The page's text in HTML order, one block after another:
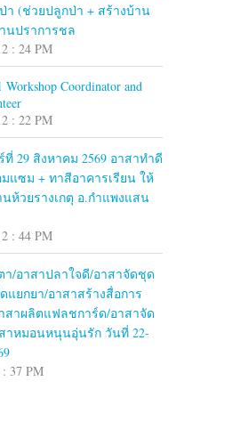
า (ช่วยปลูกป่า + สร้างบ้าน
นปราการชล
: 24 PM
Workshop Coordinator and
: 22 PM
ที่ 29 สิงหาคม 2569 อาสาทำดี
แซม + ทาสีอาคารเรียน ให้
ห้วยรางเกตุ อ.กำแพงแสน
: 44 PM
/อาสาปลาใจดี/อาสาจัดชุด
แยกยา/อาสาสร้างสื่อการ
สาผลิตแฟลชการ์ด/อาสาจัด
สาหมอนหนุนอุ่นรัก วันที่ 22-
: 37 PM